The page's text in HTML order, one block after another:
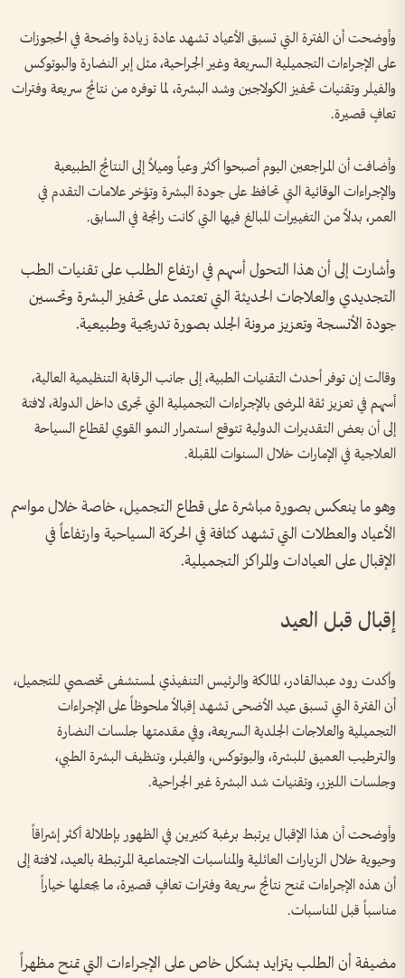
وأوضحت أن الفترة التي تسبق الأعياد تشهد عادة زيادة واضحة في الحجوزات
على الإجراءات التجميلية السريعة وغير الجراحية، مثل إبر النضارة والبوتوكس
والفيلر وتقنيات تحفيز الكولاجين وشد البشرة، لما توفره من نتائج سريعة وفترات
تعافٍ قصيرة.
وأضافت أن المراجعين اليوم أصبحوا أكثر وعياً وميلاً إلى النتائج الطبيعية
والإجراءات الوقائية التي تحافظ على جودة البشرة وتؤخر علامات التقدم في
العمر، بدلاً من التغييرات المبالغ فيها التي كانت رائجة في السابق.
وأشارت إلى أن هذا التحول أسهم في ارتفاع الطلب على تقنيات الطب
التجديدي والعلاجات الحديثة التي تعتمد على تحفيز البشرة وتحسين
جودة الأنسجة وتعزيز مرونة الجلد بصورة تدريجية وطبيعية.
وقالت إن توفر أحدث التقنيات الطبية، إلى جانب الرقابة التنظيمية العالية،
أسهم في تعزيز ثقة المرضى بالإجراءات التجميلية التي تجرى داخل الدولة، لافتة
إلى أن بعض التقديرات الدولية تتوقع استمرار النمو القوي لقطاع السياحة
العلاجية في الإمارات خلال السنوات المقبلة.
وهو ما ينعكس بصورة مباشرة على قطاع التجميل، خاصة خلال مواسم
الأعياد والعطلات التي تشهد كثافة في الحركة السياحية وارتفاعاً في
الإقبال على العيادات والمراكز التجميلية.
إقبال قبل العيد
وأكدت رود عبدالقادر، المالكة والرئيس التنفيذي لمستشفى تخصصي للتجميل،
أن الفترة التي تسبق عيد الأضحى تشهد إقبالاً ملحوظاً على الإجراءات
التجميلية والعلاجات الجلدية السريعة، وفي مقدمتها جلسات النضارة
والترطيب العميق للبشرة، والبوتوكس، والفيلر، وتنظيف البشرة الطبي،
وجلسات الليزر، وتقنيات شد البشرة غير الجراحية.
وأوضحت أن هذا الإقبال يرتبط برغبة كثيرين في الظهور بإطلالة أكثر إشراقاً
وحيوية خلال الزيارات العائلية والمناسبات الاجتماعية المرتبطة بالعيد، لافتة إلى
أن هذه الإجراءات تمنح نتائج سريعة وفترات تعافٍ قصيرة، ما يجعلها خياراً
مناسباً قبل المناسبات.
مضيفة أن الطلب يتزايد بشكل خاص على الإجراءات التي تمنح مظهراً